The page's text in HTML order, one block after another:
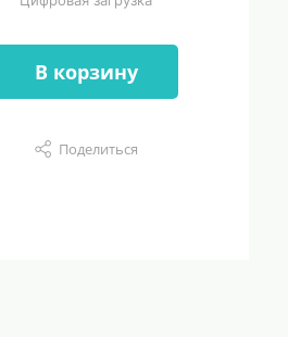
В корзину
Поделиться